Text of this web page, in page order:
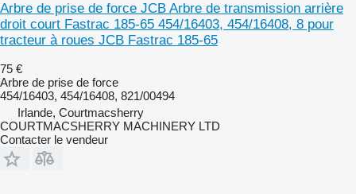
Arbre de prise de force JCB Arbre de transmission arrière
droit court Fastrac 185-65 454/16403, 454/16408, 8 pour
tracteur à roues JCB Fastrac 185-65
75 €
Arbre de prise de force
454/16403, 454/16408, 821/00494
Irlande, Courtmacsherry
COURTMACSHERRY MACHINERY LTD
Contacter le vendeur